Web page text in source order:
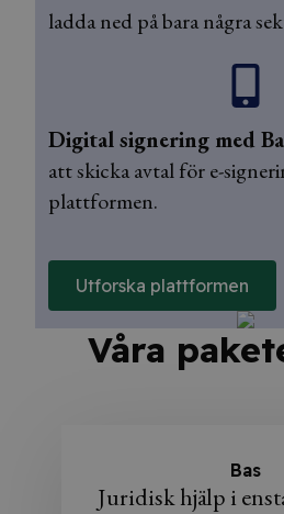
ladda ned på bara några
Digital signering med
att skicka avtal för e-
plattformen.
Utforska plattformen
Våra
Bas
Juridisk hjälp i